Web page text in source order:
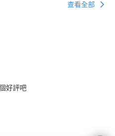
查看全部
好評吧